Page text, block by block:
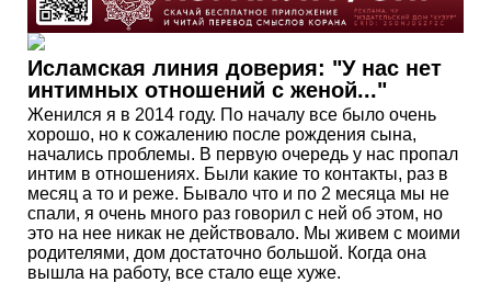
Исламская линия доверия: "У нас нет
интимных отношений с женой..."
Женился я в 2014 году. По началу все было очень
хорошо, но к сожалению после рождения сына,
начались проблемы. В первую очередь у нас пропал
интим в отношениях. Были какие то контакты, раз в
месяц а то и реже. Бывало что и по 2 месяца мы не
спали, я очень много раз говорил с ней об этом, но
это на нее никак не действовало. Мы живем с моими
родителями, дом достаточно большой. Когда она
вышла на работу, все стало еще хуже.